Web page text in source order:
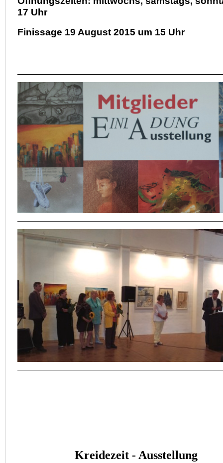
17 Uhr
Finissage 19 August 2015 um 15 Uhr
Kreidezeit - Ausstellung